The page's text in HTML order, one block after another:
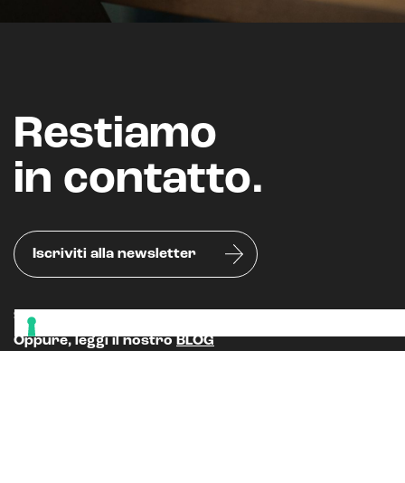
Restiamo
in contatto.
Iscriviti alla newsletter
Seguici sui nostri canali social
Oppure, leggi il nostroBLOG